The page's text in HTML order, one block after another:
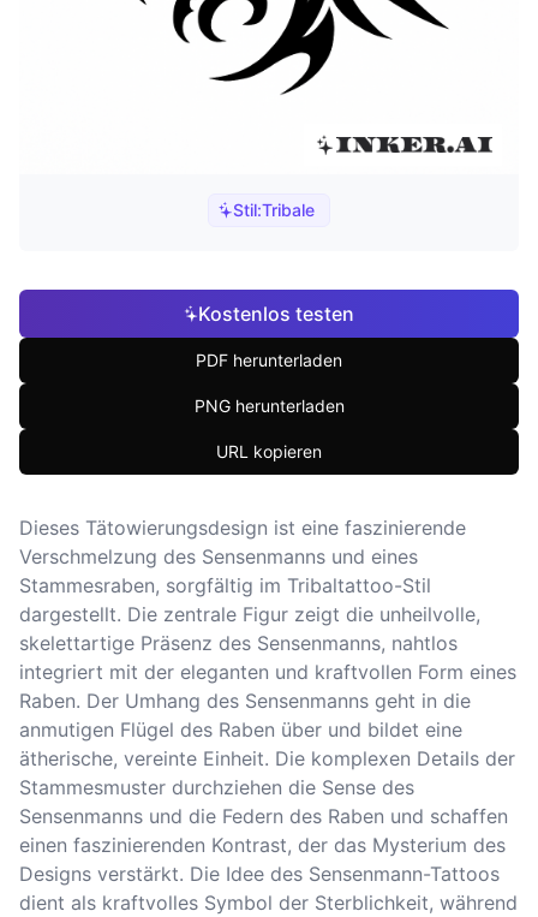
Stil:Tribale
Kostenlos testen
PDF herunterladen
PNG herunterladen
URL kopieren
Dieses Tätowierungsdesign ist eine faszinierende
Verschmelzung des Sensenmanns und eines
Stammesraben, sorgfältig im Tribaltattoo-Stil
dargestellt. Die zentrale Figur zeigt die unheilvolle,
skelettartige Präsenz des Sensenmanns, nahtlos
integriert mit der eleganten und kraftvollen Form eines
Raben. Der Umhang des Sensenmanns geht in die
anmutigen Flügel des Raben über und bildet eine
ätherische, vereinte Einheit. Die komplexen Details der
Stammesmuster durchziehen die Sense des
Sensenmanns und die Federn des Raben und schaffen
einen faszinierenden Kontrast, der das Mysterium des
Designs verstärkt. Die Idee des Sensenmann-Tattoos
dient als kraftvolles Symbol der Sterblichkeit, während